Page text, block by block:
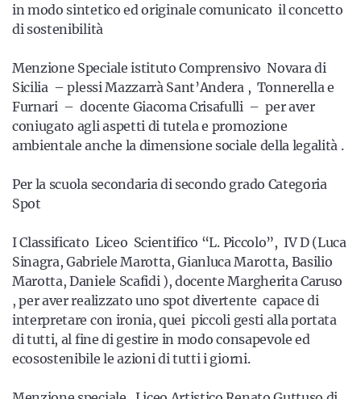
in modo sintetico ed originale comunicato il concetto
di sostenibilità
Menzione Speciale istituto Comprensivo Novara di
Sicilia – plessi Mazzarrà Sant’Andera , Tonnerella e
Furnari – docente Giacoma Crisafulli – per aver
coniugato agli aspetti di tutela e promozione
ambientale anche la dimensione sociale della legalità .
Per la scuola secondaria di secondo grado Categoria
Spot
I Classificato Liceo Scientifico “L. Piccolo”, IV D (Luca
Sinagra, Gabriele Marotta, Gianluca Marotta, Basilio
Marotta, Daniele Scafidi ), docente Margherita Caruso
, per aver realizzato uno spot divertente capace di
interpretare con ironia, quei piccoli gesti alla portata
di tutti, al fine di gestire in modo consapevole ed
ecosostenibile le azioni di tutti i giorni.